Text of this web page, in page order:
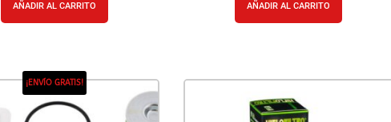
AÑADIR AL CARRITO AÑADIR AL CARRITO
¡ENVÍO GRATIS!